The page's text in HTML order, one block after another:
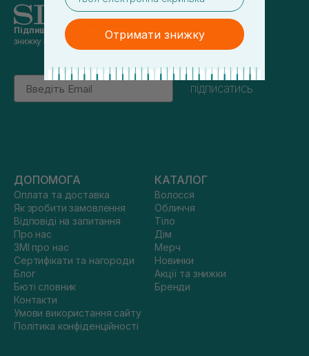
Підпишись на наші новинита отримуй
знижку 5% на перше замовлення
Email
підписатись
ДОПОМОГА
Оплата та доставка
Як зробити замовлення
Відповіді на запитання
Про нас
ЗМІ про нас
Сертифікати та нагороди
Блог
Бюті словник
Контакти
Умови використання сайту
Політика конфіденційності
КАТАЛОГ
Волосся
Обличчя
Тіло
Дім
Мерч
Новинки
Акції та знижки
Бренди
Отримати знижку